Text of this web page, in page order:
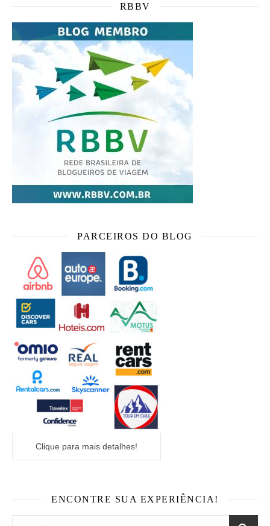
RBBV
PARCEIROS DO BLOG
Clique para mais detalhes!
ENCONTRE SUA EXPERIÊNCIA!